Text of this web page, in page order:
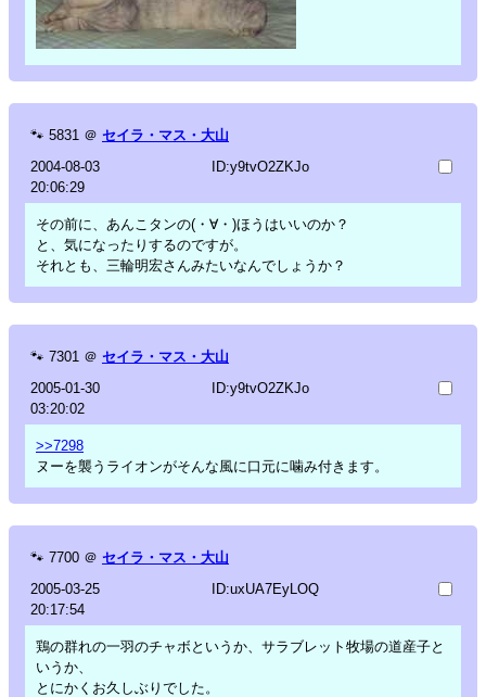
🐾 5831 ＠ セイラ・マス・大山
2004-08-03
20:06:29
ID:y9tvO2ZKJo
その前に、あんこタンの(・∀・)ほうはいいのか？
と、気になったりするのですが。
それとも、三輪明宏さんみたいなんでしょうか？
🐾 7301 ＠ セイラ・マス・大山
2005-01-30
03:20:02
ID:y9tvO2ZKJo
>>7298
ヌーを襲うライオンがそんな風に口元に噛み付きます。
🐾 7700 ＠ セイラ・マス・大山
2005-03-25
20:17:54
ID:uxUA7EyLOQ
鶏の群れの一羽のチャボというか、サラブレット牧場の道産子と
いうか、
とにかくお久しぶりでした。